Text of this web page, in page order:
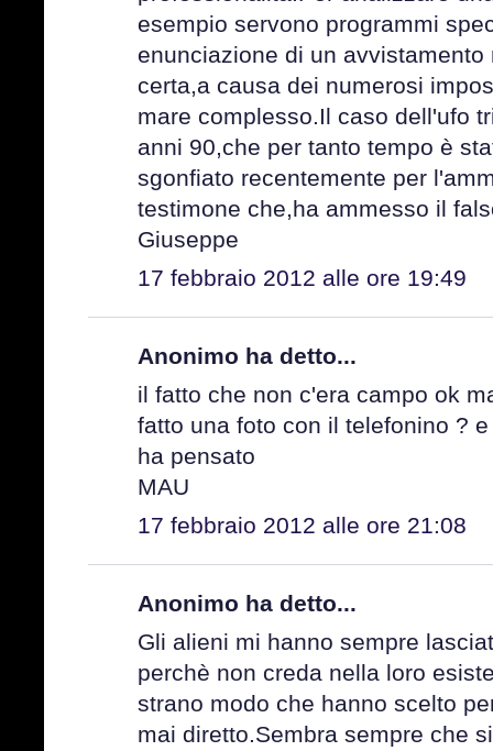
esempio servono programmi
enunciazione di un
certa,a causa dei numerosi
mare complesso.Il caso dell'ufo
anni 90,che per tanto tempo è
sgonfiato recentemente per
testimone che,ha ammesso il
Giuseppe
17 febbraio 2012 alle ore 19:49
Anonimo ha detto...
il fatto che non c'era campo ok
fatto una foto con il telefonino ?
ha pensato
MAU
17 febbraio 2012 alle ore 21:08
Anonimo ha detto...
Gli alieni mi hanno sempre
perchè non creda nella loro
strano modo che hanno scelto
mai diretto.Sembra sempre che